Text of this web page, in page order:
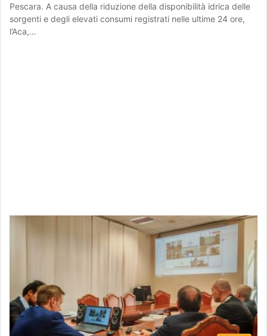
Pescara. A causa della riduzione della disponibilità idrica delle
sorgenti e degli elevati consumi registrati nelle ultime 24 ore,
l’Aca,…